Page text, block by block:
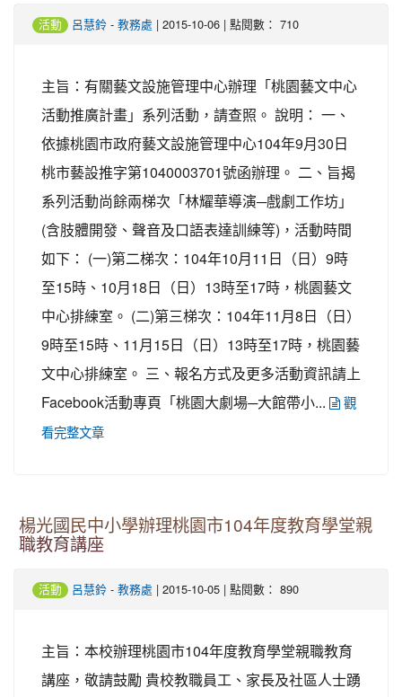
活動 呂慧鈴 - 教務處 | 2015-10-06 | 點閱數： 710
主旨：有關藝文設施管理中心辦理「桃園藝文中心
活動推廣計畫」系列活動，請查照。 說明： 一、
依據桃園市政府藝文設施管理中心104年9月30日
桃市藝設推字第1040003701號函辦理。 二、旨揭
系列活動尚餘兩梯次「林耀華導演─戲劇工作坊」
(含肢體開發、聲音及口語表達訓練等)，活動時間
如下： (一)第二梯次：104年10月11日（日）9時
至15時、10月18日（日）13時至17時，桃園藝文
中心排練室。 (二)第三梯次：104年11月8日（日）
9時至15時、11月15日（日）13時至17時，桃園藝
文中心排練室。 三、報名方式及更多活動資訊請上
Facebook活動專頁「桃園大劇場─大館帶小...
觀
看完整文章
楊光國民中小學辦理桃園市104年度教育學堂親
職教育講座
活動 呂慧鈴 - 教務處 | 2015-10-05 | 點閱數： 890
主旨：本校辦理桃園市104年度教育學堂親職教育
講座，敬請鼓勵 貴校教職員工、家長及社區人士踴